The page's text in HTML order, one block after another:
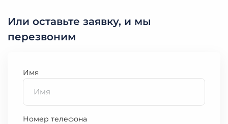
Или оставьте заявку, и мы
перезвоним
Имя
Номер телефона